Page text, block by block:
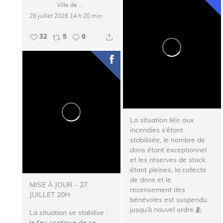
28 juillet 2026 14 h 20 min
32 5 0
La situation liée aux
incendies s’étant
stabilisée, le nombre de
dons étant exceptionnel
et les réserves de stock
étant pleines, la collecte
de dons et le
recensement des
bénévoles est suspendu
jusqu’à nouvel ordre.🫂
MISE À JOUR - 27
JUILLET 20H
La situation se stabilise :